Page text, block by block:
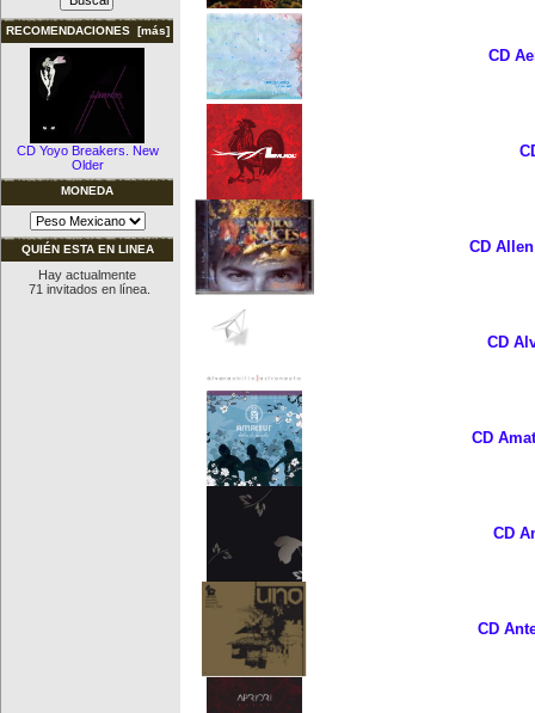
RECOMENDACIONES [más]
CD Yoyo Breakers. New
Older
MONEDA
QUIÉN ESTA EN LINEA
Hay actualmente
71 invitados en línea.
CD
CD
CD
CD
CD
CD